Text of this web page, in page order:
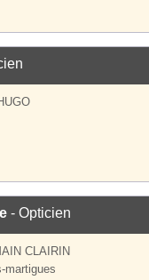
- Opticien
CLAIRIN
martigues